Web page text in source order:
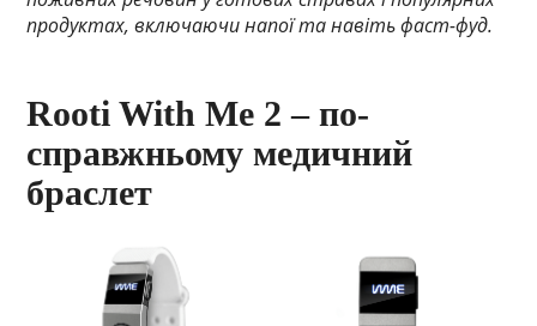
продуктах, включаючи напої та навіть фаст-фуд.
Rooti With Me 2 – по-
справжньому медичний
браслет